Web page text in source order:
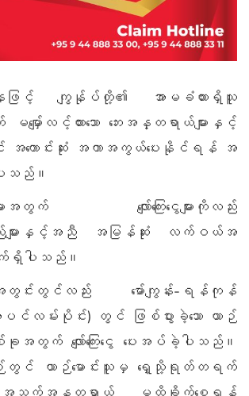
ေဖြင့် ကျွန်ုပ်တို့၏ အာမခံထားရှိသူ
မျှော်လင့်ထားသော ဘေးအန္တရာယ်များနှင့်
အကောင်းဆုံး အကာအကွယ်ပေးနိုင်ရန် အ
သည်။
းအတွက် လျော်ကြေးငွေများကိုလည်း
များနှင့်အညီ အမြန်ဆုံး လက်ဝယ်အ
က်ရှိပါသည်။
င်းတွင်လည်း မော်ကျွန်း-ရန်ကုန်
လမ်းပိုင်း) တွင် ဖြစ်ပွားခဲ့သော ယာဉ်
တွက် လျော်ကြေးငွေ ပေးအပ်ခဲ့ပါသည်။
တွင် ယာဉ်မောင်းသူမှ ရှေ့သို့ရုတ်တရက်